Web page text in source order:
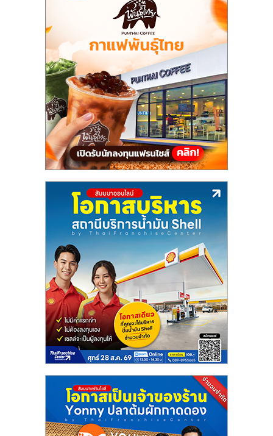
แฟ
ไชส์,
รวม
แฟ
ไชส์
ขาย
แฟ
ไชส์
แฟ